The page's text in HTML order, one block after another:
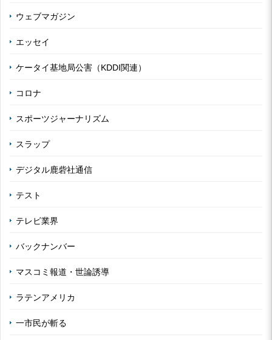
ウェブマガジン
エッセイ
ケータイ基地局公害（KDDI関連）
コロナ
スポーツジャーナリズム
スラップ
デジタル鹿砦社通信
テスト
テレビ業界
バックナンバー
マスコミ報道・世論誘導
ラテンアメリカ
一市民が斬る